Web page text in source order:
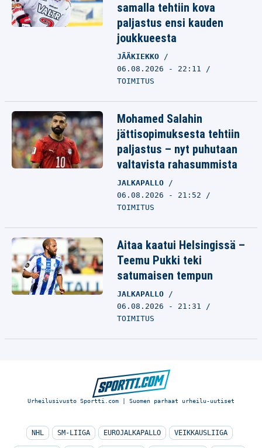
samalla tehtiin kova
paljastus ensi kauden
joukkueesta
JÄÄKIEKKO
06.08.2026 - 22:11
TOIMITUS
Mohamed Salahin
jättisopimuksesta tehtiin
paljastus – nyt puhutaan
valtavista rahasummista
JALKAPALLO
06.08.2026 - 21:52
TOIMITUS
Aitaa kaatui Helsingissä –
Teemu Pukki teki
satumaisen tempun
JALKAPALLO
06.08.2026 - 21:31
TOIMITUS
Urheilusivusto Sportti.com | Suomen parhaat urheilu-uutiset
NHL SM-LIIGA EUROJALKAPALLO VEIKKAUSLIIGA